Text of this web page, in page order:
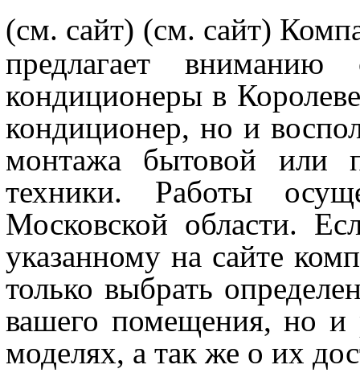
(см. сайт) (см. сайт)
предлагает
кондиционеры в
кондиционер, но и
монтажа бытовой или
техники. Работы
Московской области.
указанному на сайте
только выбрать
вашего помещения, но и
моделях, а так же о их